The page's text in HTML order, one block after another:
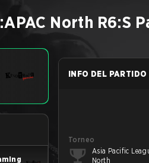
North R6:S
INFO DEL PARTIDO
Torneo
Asia Pacific
North